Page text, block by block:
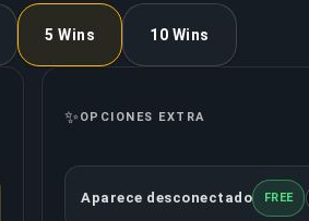
5 Wins 10 Wins
✨ OPCIONES EXTRA
Esta opción hará que tu
Aparece desconectado FREE